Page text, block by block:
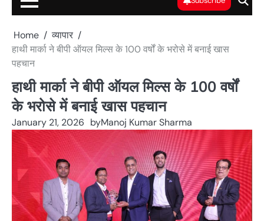
Home
व्यापार
हाथी मार्का ने बीपी ऑयल मिल्स के 100 वर्षों के भरोसे में बनाई खास
पहचान
हाथी मार्का ने बीपी ऑयल मिल्स के 100 वर्षों
के भरोसे में बनाई खास पहचान
January 21, 2026 byManoj Kumar Sharma